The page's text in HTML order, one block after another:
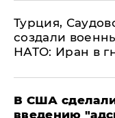
Турция,
создали
НАТО: Иран в
В США
введению